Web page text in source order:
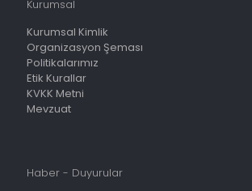
Kurumsal
Kurumsal Kimlik
Organizasyon Şeması
Politikalarımız
Etik Kurallar
KVKK Metni
Mevzuat
Haber - Duyurular